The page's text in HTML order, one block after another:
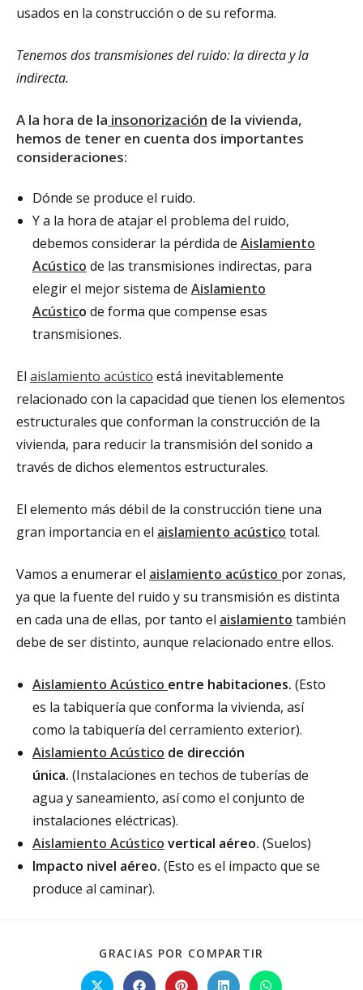
usados en la construcción o de su reforma.
Tenemos dos transmisiones del ruido: la directa y la
indirecta.
A la hora de la insonorización de la vivienda,
hemos de tener en cuenta dos importantes
consideraciones:
Dónde se produce el ruido.
Y a la hora de atajar el problema del ruido,
debemos considerar la pérdida de Aislamiento
Acústico de las transmisiones indirectas, para
elegir el mejor sistema de Aislamiento
Acústico de forma que compense esas
transmisiones.
El aislamiento acústico está inevitablemente
relacionado con la capacidad que tienen los elementos
estructurales que conforman la construcción de la
vivienda, para reducir la transmisión del sonido a
través de dichos elementos estructurales.
El elemento más débil de la construcción tiene una
gran importancia en el aislamiento acústico total.
Vamos a enumerar el aislamiento acústico por zonas,
ya que la fuente del ruido y su transmisión es distinta
en cada una de ellas, por tanto el aislamiento también
debe de ser distinto, aunque relacionado entre ellos.
Aislamiento Acústico entre habitaciones. (Esto
es la tabiquería que conforma la vivienda, así
como la tabiquería del cerramiento exterior).
Aislamiento Acústico de dirección
única. (Instalaciones en techos de tuberías de
agua y saneamiento, así como el conjunto de
instalaciones eléctricas).
Aislamiento Acústico vertical aéreo. (Suelos)
Impacto nivel aéreo. (Esto es el impacto que se
produce al caminar).
GRACIAS POR COMPARTIR